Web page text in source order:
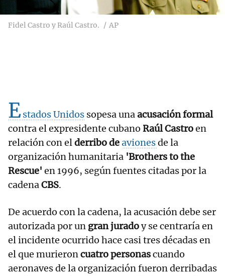
Fidel Castro y Raúl Castro. AP
Estados Unidos sopesa unaacusación formal
contra el expresidente cubano Raúl Castroen
relación con elderribo deavionesde la
organización humanitaria 'Brothers to the
Rescue' en 1996, según fuentes citadas por la
cadenaCBS.
De acuerdo con la cadena, la acusación debe ser
autorizada por un gran juradoy se centraría en
el incidente ocurrido hace casi tres décadas en
el que murieroncuatro personascuando
aeronaves de la organización fueron derribadas